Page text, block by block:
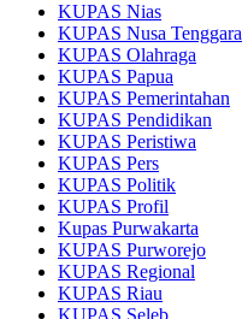
KUPAS Nias
KUPAS Nusa Tenggara
KUPAS Olahraga
KUPAS Papua
KUPAS Pemerintahan
KUPAS Pendidikan
KUPAS Peristiwa
KUPAS Pers
KUPAS Politik
KUPAS Profil
Kupas Purwakarta
KUPAS Purworejo
KUPAS Regional
KUPAS Riau